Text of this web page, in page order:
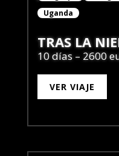
Uganda
TRAS LA
10 días – 2600
VER VIAJE